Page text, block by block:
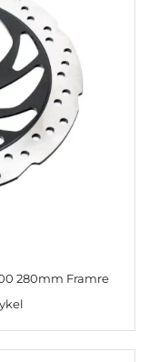
280mm Framre